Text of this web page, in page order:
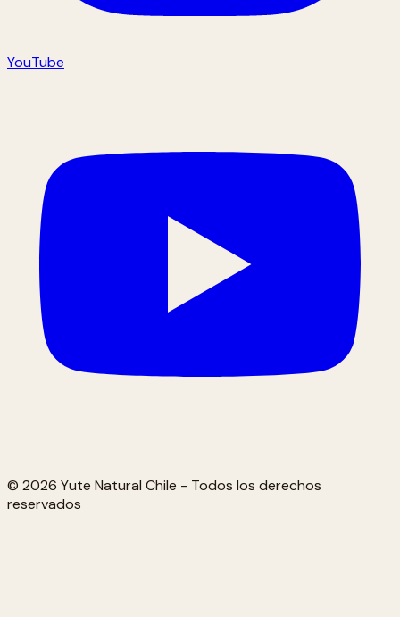
YouTube
© 2026 Yute Natural Chile - Todos los derechos
reservados